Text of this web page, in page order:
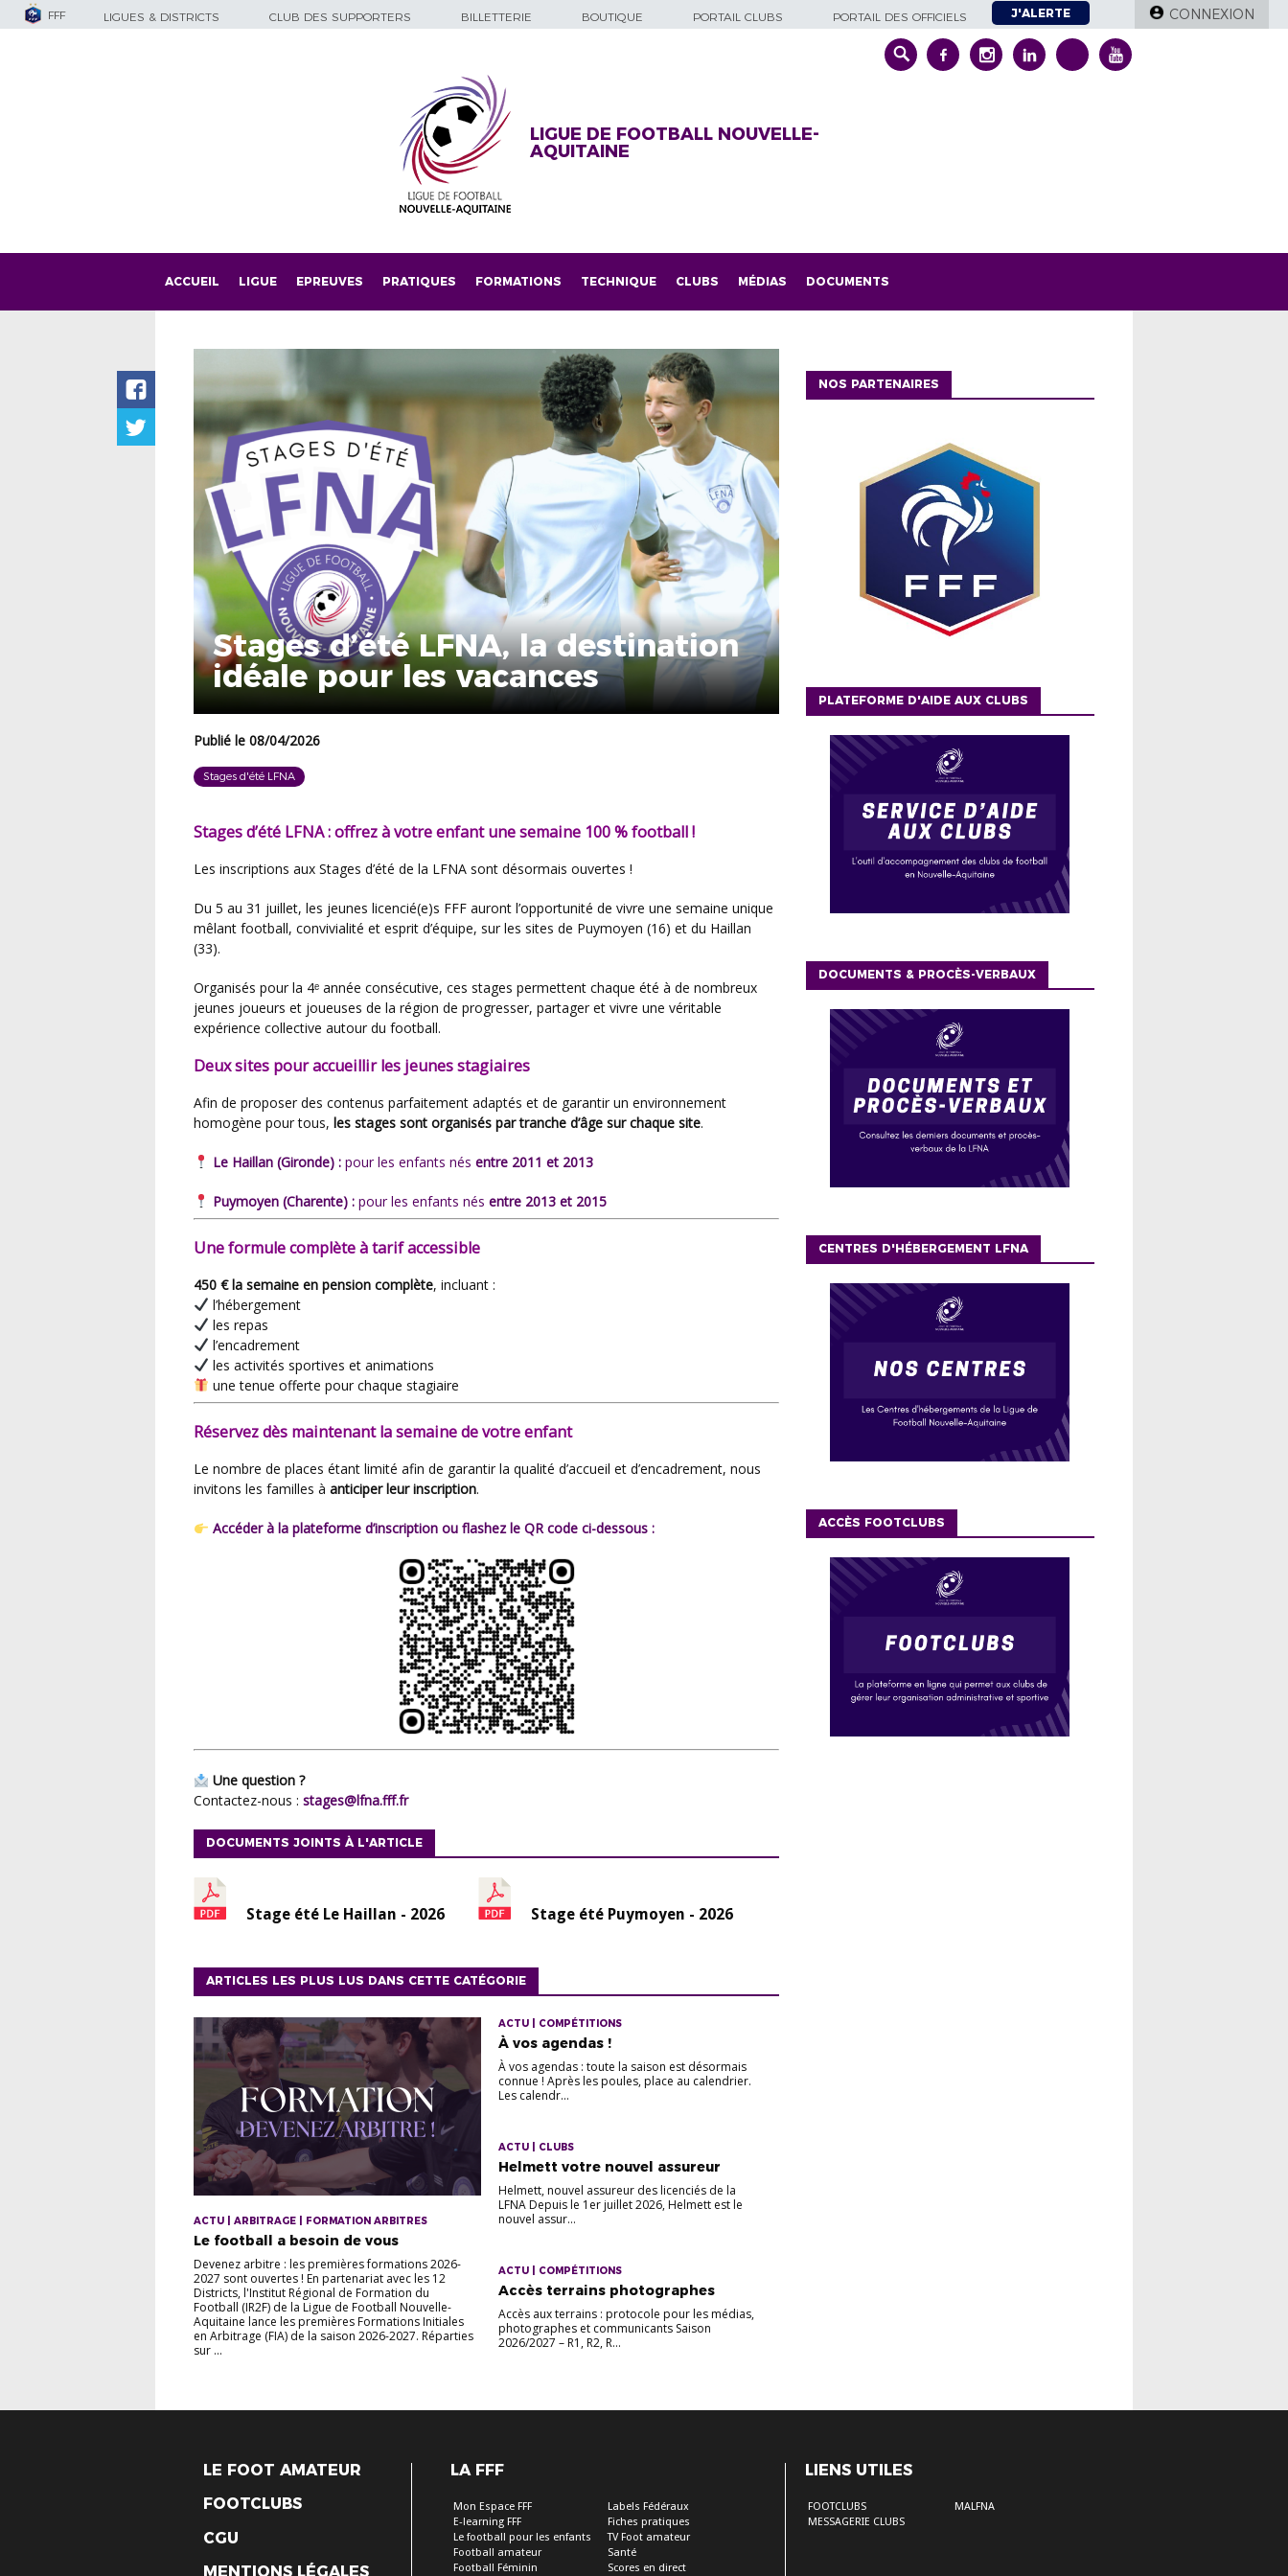
FFF LIGUES & DISTRICTS CLUB DES SUPPORTERS BILLETTERIE BOUTIQUE PORTAIL CLUBS PORTAIL DES OFFICIELS J'ALERTE CONNEXION
LIGUE DE FOOTBALL NOUVELLE-
AQUITAINE
ACCUEIL LIGUE EPREUVES PRATIQUES FORMATIONS TECHNIQUE CLUBS MÉDIAS DOCUMENTS
Stages d’été LFNA, la destination
idéale pour les vacances
Publié le 08/04/2026
Stages d'été LFNA
Stages d’été LFNA : offrez à votre enfant une semaine 100 % football !
Les inscriptions aux Stages d’été de la LFNA sont désormais ouvertes !
Du 5 au 31 juillet, les jeunes licencié(e)s FFF auront l’opportunité de vivre une semaine unique
mêlant football, convivialité et esprit d’équipe, sur les sites de Puymoyen (16) et du Haillan
(33).
Organisés pour la 4ᵉ année consécutive, ces stages permettent chaque été à de nombreux
jeunes joueurs et joueuses de la région de progresser, partager et vivre une véritable
expérience collective autour du football.
Deux sites pour accueillir les jeunes stagiaires
Afin de proposer des contenus parfaitement adaptés et de garantir un environnement
homogène pour tous, les stages sont organisés par tranche d’âge sur chaque site.
Le Haillan (Gironde) : pour les enfants nés entre 2011 et 2013
Puymoyen (Charente) : pour les enfants nés entre 2013 et 2015
Une formule complète à tarif accessible
450 € la semaine en pension complète, incluant :
l’hébergement
les repas
l’encadrement
les activités sportives et animations
une tenue offerte pour chaque stagiaire
Réservez dès maintenant la semaine de votre enfant
Le nombre de places étant limité afin de garantir la qualité d’accueil et d’encadrement, nous
invitons les familles à anticiper leur inscription.
Accéder à la plateforme d’inscription ou flashez le QR code ci-dessous :
Une question ?
Contactez-nous : stages@lfna.fff.fr
DOCUMENTS JOINTS À L'ARTICLE
Stage été Le Haillan - 2026 Stage été Puymoyen - 2026
ARTICLES LES PLUS LUS DANS CETTE CATÉGORIE
ACTU | ARBITRAGE | FORMATION ARBITRES
Le football a besoin de vous
Devenez arbitre : les premières formations 2026-
2027 sont ouvertes ! En partenariat avec les 12
Districts, l'Institut Régional de Formation du
Football (IR2F) de la Ligue de Football Nouvelle-
Aquitaine lance les premières Formations Initiales
en Arbitrage (FIA) de la saison 2026-2027. Réparties
sur ...
ACTU | COMPÉTITIONS
À vos agendas !
À vos agendas : toute la saison est désormais
connue ! Après les poules, place au calendrier.
Les calendr...
ACTU | CLUBS
Helmett votre nouvel assureur
Helmett, nouvel assureur des licenciés de la
LFNA Depuis le 1er juillet 2026, Helmett est le
nouvel assur...
ACTU | COMPÉTITIONS
Accès terrains photographes
Accès aux terrains : protocole pour les médias,
photographes et communicants Saison
2026/2027 – R1, R2, R...
NOS PARTENAIRES
PLATEFORME D'AIDE AUX CLUBS
DOCUMENTS & PROCÈS-VERBAUX
CENTRES D'HÉBERGEMENT LFNA
ACCÈS FOOTCLUBS
LE FOOT AMATEUR
FOOTCLUBS
CGU
MENTIONS LÉGALES
LA FFF
Mon Espace FFF
E-learning FFF
Le football pour les enfants
Football amateur
Football Féminin
Labels Fédéraux
Fiches pratiques
TV Foot amateur
Santé
Scores en direct
LIENS UTILES
FOOTCLUBS
MESSAGERIE CLUBS
MALFNA